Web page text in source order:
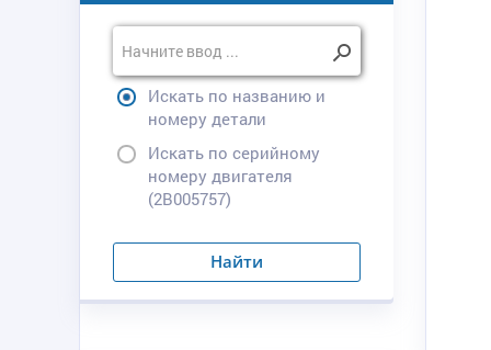
Искать по названию и
номеру детали
Искать по серийному
номеру двигателя
(2B005757)
Найти